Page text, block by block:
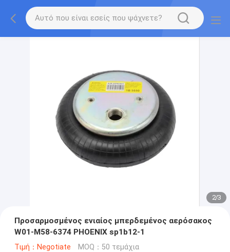
2/3
Προσαρμοσμένος ενιαίος μπερδεμένος αερόσακος
W01-M58-6374 PHOENIX sp1b12-1
Τιμή：Negotiate MOQ：50 τεμάχια